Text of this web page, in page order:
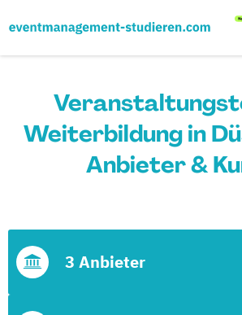
Weiterbildung in
Anbieter &
3 Anbieter